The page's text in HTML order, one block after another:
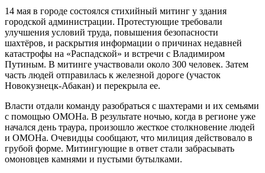
14 мая в городе состоялся стихийный митинг у здания
городской администрации. Протестующие требовали
улучшения условий труда, повышения безопасности
шахтёров, и раскрытия информации о причинах недавней
катастрофы на «Распадской» и встречи с Владимиром
Путиным. В митинге участвовали около 300 человек. Затем
часть людей отправилась к железной дороге (участок
Новокузнецк-Абакан) и перекрыла ее.
Власти отдали команду разобраться с шахтерами и их семьями
с помощью ОМОНа. В результате ночью, когда в регионе уже
начался день траура, произошло жесткое столкновение людей
и ОМОНа. Очевидцы сообщают, что милиция действовало в
грубой форме. Митингующие в ответ стали забрасывать
омоновцев камнями и пустыми бутылками.